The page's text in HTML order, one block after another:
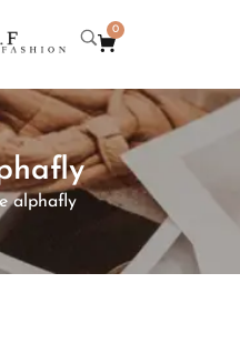
0
alphafly